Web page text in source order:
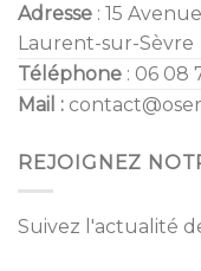
Adresse : 15
Laurent-sur-Sèvre
Téléphone : 06 08
Mail :
REJOIGNEZ
Suivez l'actualité